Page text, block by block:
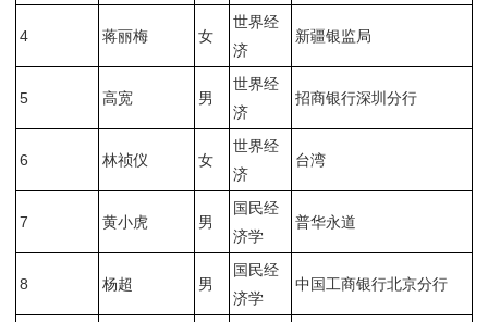
4 蒋丽梅 女
世界经
济
新疆银监局
5 高宽 男
世界经
济
招商银行深圳分行
6 林祯仪 女
世界经
济
台湾
7 黄小虎 男
国民经
济学
普华永道
8 杨超 男
国民经
济学
中国工商银行北京分行